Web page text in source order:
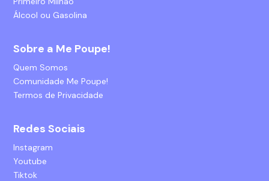
Álcool ou Gasolina
Sobre a Me Poupe!
Quem Somos
Comunidade Me Poupe!
Termos de Privacidade
Redes Sociais
Instagram
Youtube
Tiktok